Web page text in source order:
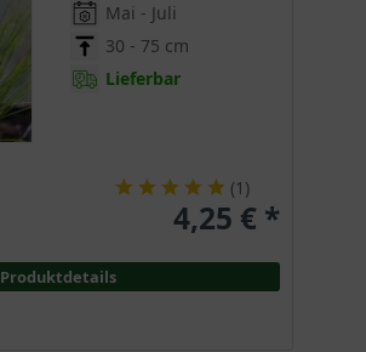
Mai - Juli
30 - 75 cm
Lieferbar
(1 )
4,25 € *
Produktdetails